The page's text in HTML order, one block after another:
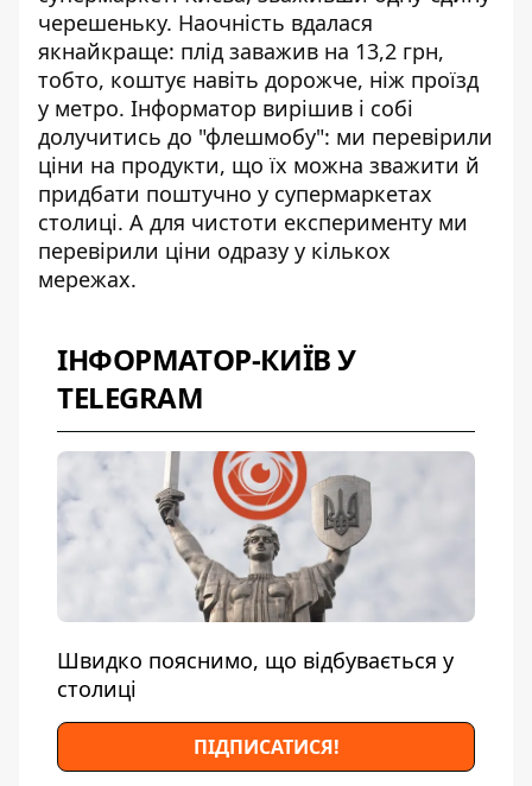
черешеньку. Наочність вдалася
якнайкраще: плід заважив на 13,2 грн,
тобто, коштує навіть дорожче, ніж проїзд
у метро. Інформатор вирішив і собі
долучитись до "флешмобу": ми перевірили
ціни на продукти, що їх можна зважити й
придбати поштучно у супермаркетах
столиці. А для чистоти експерименту ми
перевірили ціни одразу у кількох
мережах.
ІНФОРМАТОР-КИЇВ У
TELEGRAM
Швидко пояснимо, що відбувається у
столиці
ПІДПИСАТИСЯ!